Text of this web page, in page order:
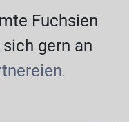
Fuchsien
gern an
.